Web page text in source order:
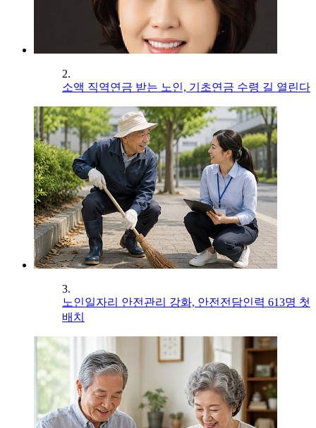
2.
소액 직역연금 받는 노인, 기초연금 수령 길 열린다
3.
노인일자리 안전관리 강화, 안전전담인력 613명 첫
배치